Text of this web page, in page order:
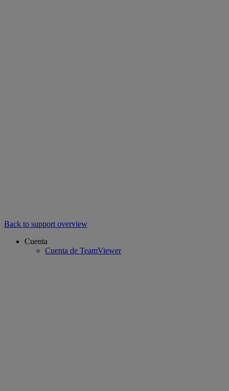
Back to support overview
Cuenta
Cuenta de TeamViewer